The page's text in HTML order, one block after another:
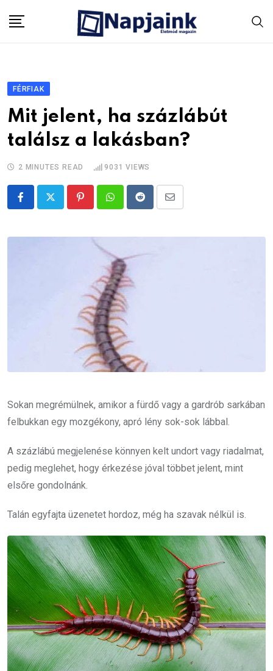
FÉRFIAK
Mit jelent, ha százlábút
találsz a lakásban?
2 MINUTES READ 9031 VIEWS
PinterestWhatsappRedditShare
Email
Sokan megrémülnek, amikor a fürdő vagy a gardrób sarkában
felbukkan egy mozgékony, apró lény sok-sok lábbal.
A százlábú megjelenése könnyen kelt undort vagy riadalmat,
pedig meglehet, hogy érkezése jóval többet jelent, mint
elsőre gondolnánk.
Talán egyfajta üzenetet hordoz, még ha szavak nélkül is.